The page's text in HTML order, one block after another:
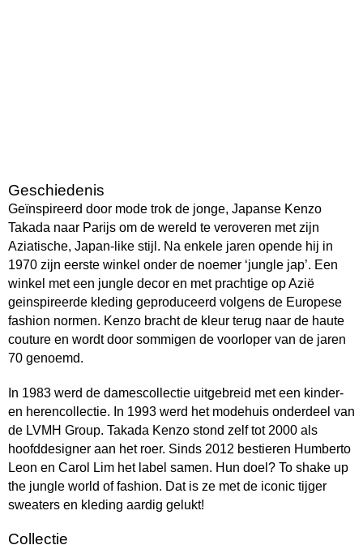
Geschiedenis
Geïnspireerd door mode trok de jonge, Japanse Kenzo
Takada naar Parijs om de wereld te veroveren met zijn
Aziatische, Japan-like stijl. Na enkele jaren opende hij in
1970 zijn eerste winkel onder de noemer ‘jungle jap’. Een
winkel met een jungle decor en met prachtige op Azië
geinspireerde kleding geproduceerd volgens de Europese
fashion normen. Kenzo bracht de kleur terug naar de haute
couture en wordt door sommigen de voorloper van de jaren
70 genoemd.
In 1983 werd de damescollectie uitgebreid met een kinder-
en herencollectie. In 1993 werd het modehuis onderdeel van
de LVMH Group. Takada Kenzo stond zelf tot 2000 als
hoofddesigner aan het roer. Sinds 2012 bestieren Humberto
Leon en Carol Lim het label samen. Hun doel? To shake up
the jungle world of fashion. Dat is ze met de iconic tijger
sweaters en kleding aardig gelukt!
Collectie